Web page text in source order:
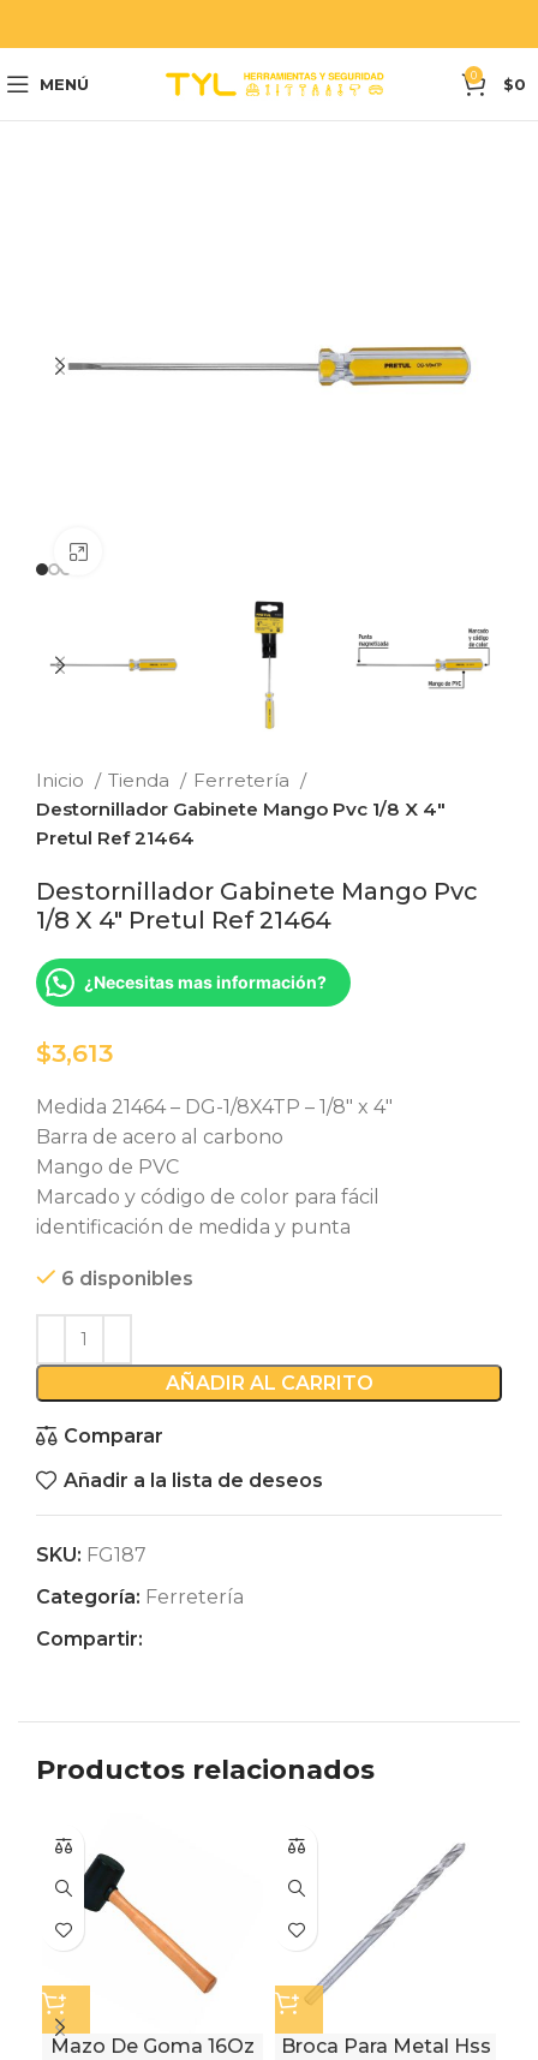
MENÚ 0 $0
Inicio Tienda
Ferretería
Destornillador Gabinete Mango Pvc 1/8 X 4″
Pretul Ref 21464
Destornillador Gabinete Mango Pvc
1/8 X 4″ Pretul Ref 21464
¿Necesitas mas información?
$
Medida 21464 – DG-1/8X4TP – 1/8″ x 4″
Barra de acero al carbono
Mango de PVC
Marcado y código de color para fácil
identificación de medida y punta
6 disponibles
AÑADIR AL CARRITO
Comparar
Añadir a la lista de deseos
SKU: FG187
Categoría: Ferretería
Compartir:
Productos relacionados
Mazo De Goma 16Oz
Broca Para Metal Hss